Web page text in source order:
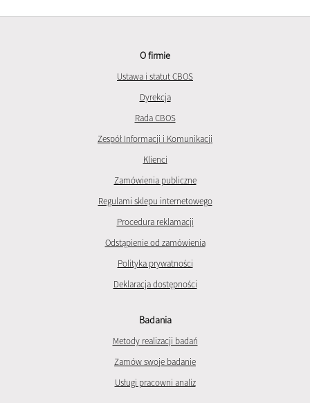
O firmie
Ustawa i statut CBOS
Dyrekcja
Rada CBOS
Zespół Informacji i Komunikacji
Klienci
Zamówienia publiczne
Regulami sklepu internetowego
Procedura reklamacji
Odstąpienie od zamówienia
Polityka prywatności
Deklaracja dostępności
Badania
Metody realizacji badań
Zamów swoje badanie
Usługi pracowni analiz